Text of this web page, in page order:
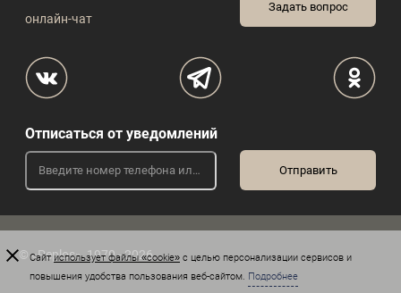
онлайн-чат
Задать вопрос
Отписаться от уведомлений
© «Peplos», 1970 - 2026
Сайтиспользует файлы «cookie» с целью персонализации сервисов и
повышения удобства пользования веб-сайтом. Подробнее